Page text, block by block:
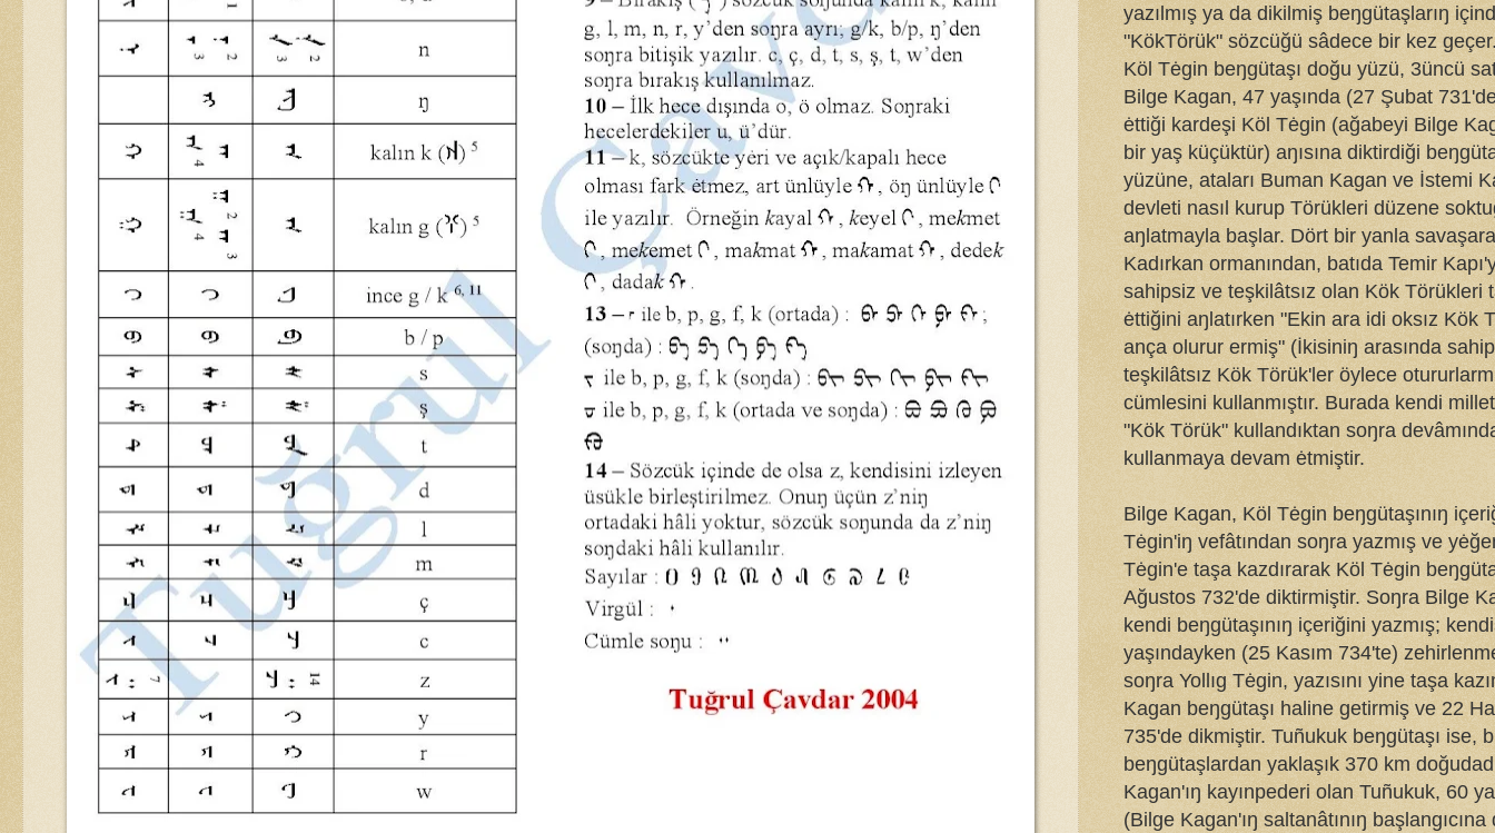
yazılmış ya da dikilmiş beŋgütaşlarıŋ
"KökTörük" sözcüğü sâdece bir kez
Köl Tėgin beŋgütaşı doğu yüzü, 3üncü
Bilge Kagan, 47 yaşında (27 Şubat
ėttiği kardeşi Köl Tėgin (ağabeyi Bilge
bir yaş küçüktür) aŋısına diktirdiği
yüzüne, ataları Buman Kagan ve İstemi
devleti nasıl kurup Törükleri düzene
aŋlatmayla başlar. Dört bir yanla
Kadırkan ormanından, batıda Temir
sahipsiz ve teşkilâtsız olan Kök Törükleri
ėttiğini aŋlatırken "Ekin ara idi oksız Kök
ança olurur ermiş" (İkisiniŋ arasında
teşkilâtsız Kök Törük'ler öylece
cümlesini kullanmıştır. Burada kendi
"Kök Törük" kullandıktan soŋra
kullanmaya devam ėtmiştir.
Bilge Kagan, Köl Tėgin beŋgütaşınıŋ
Tėgin'iŋ vefâtından soŋra yazmış ve
Tėgin'e taşa kazdırarak Köl Tėgin
Ağustos 732'de diktirmiştir. Soŋra Bilge
kendi beŋgütaşınıŋ içeriğini yazmış;
yaşındayken (25 Kasım 734'te)
soŋra Yollıg Tėgin, yazısını yine taşa
Kagan beŋgütaşı haline getirmiş ve 22
735'de dikmiştir. Tuñukuk beŋgütaşı ise,
beŋgütaşlardan yaklaşık 370 km
Kagan'ıŋ kayınpederi olan Tuñukuk, 60
(Bilge Kagan'ıŋ saltanâtınıŋ başlangıcına